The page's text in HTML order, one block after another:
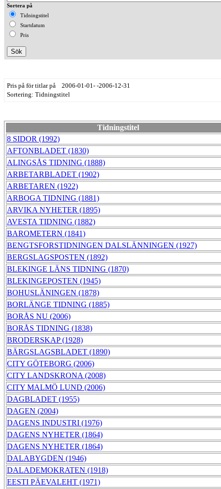
Sortera på
Tidningstitel
Startdatum
Pris
Pris på för titlar på 2006-01-01- -2006-12-31
Sortering: Tidningstitel
Tidningstitel
8 SIDOR (1992)
AFTONBLADET (1830)
ALINGSÅS TIDNING (1888)
ARBETARBLADET (1902)
ARBETAREN (1922)
ARBOGA TIDNING (1881)
ARVIKA NYHETER (1895)
AVESTA TIDNING (1882)
BAROMETERN (1841)
BENGTSFORSTIDNINGEN DALSLÄNNINGEN (1927)
BERGSLAGSPOSTEN (1892)
BLEKINGE LÄNS TIDNING (1870)
BLEKINGEPOSTEN (1945)
BOHUSLÄNINGEN (1878)
BORLÄNGE TIDNING (1885)
BORÅS NU (2006)
BORÅS TIDNING (1838)
BRODERSKAP (1928)
BÄRGSLAGSBLADET (1890)
CITY GÖTEBORG (2006)
CITY LANDSKRONA (2008)
CITY MALMÖ LUND (2006)
DAGBLADET (1955)
DAGEN (2004)
DAGENS INDUSTRI (1976)
DAGENS NYHETER (1864)
DAGENS NYHETER (1864)
DALABYGDEN (1946)
DALADEMOKRATEN (1918)
EESTI PÄEVALEHT (1971)